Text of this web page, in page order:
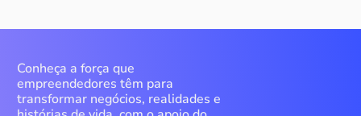
Conheça a força que
empreendedores têm para
transformar negócios, realidades e